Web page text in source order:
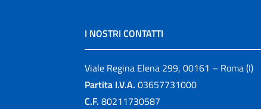
I NOSTRI CONTATTI
Viale Regina Elena 299, 00161 – Roma (I)
Partita I.V.A. 03657731000
C.F. 80211730587